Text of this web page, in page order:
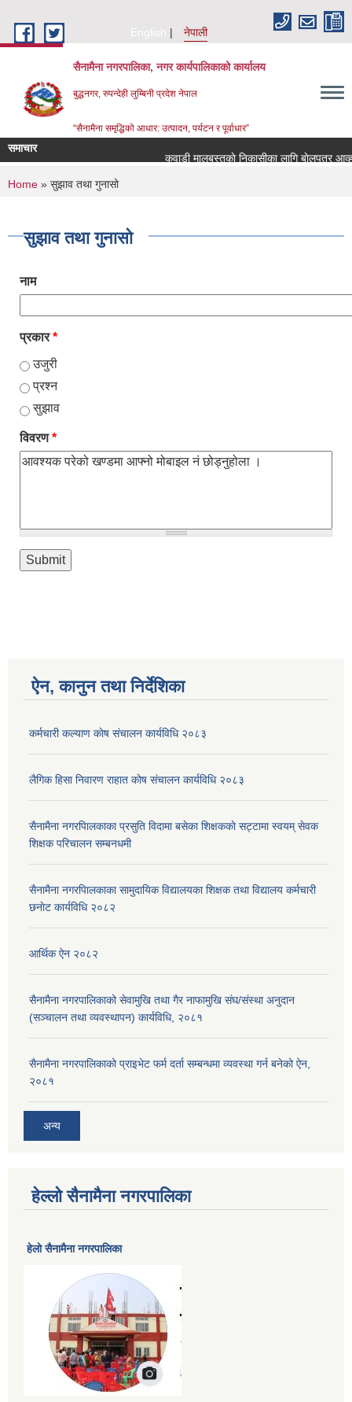
English
नेपाली
सैनामैना नगरपालिका, नगर कार्यपालिकाको कार्यालय
बुद्धनगर, रुपन्देही लुम्बिनी प्रदेश नेपाल
“सैनामैना समृद्धिको आधार: उत्पादन, पर्यटन र पूर्वाधार”
समाचार
कवाडी मालबस्तुकाे निकासीका लागि बाेलपत्र
You are here
Home » सुझाव तथा गुनासो
सुझाव तथा गुनासो
नाम
प्रकार*
उजुरी
प्रश्न
सुझाव
विवरण*
ऐन, कानुन तथा निर्देशिका
कर्मचारी कल्याण काेष संचालन कार्यविधि २०८३
लैगिक हिसा निवारण राहात कोष संचालन कार्यविधि २०८३
सैनामैना नगरपािलकाका प्रसुति विदामा बसेका शिक्षककाे सट्टामा स्वयम् सेवक
शिक्षक परिचालन सम्बनधमी
सैनामैना नगरपािलकाका सामुदायिक विद्यालयका शिक्षक तथा विद्यालय कर्मचारी
छनाेट कार्यविधि २०८२
आर्थिक ऐन २०८२
सैनामैना नगरपालिकाको सेवामुखि तथा गैर नाफामुखि संघ/संस्था अनुदान
(सञ्चालन तथा व्यवस्थापन) कार्यविधि, २०८१
सैनामैना नगरपालिकाको प्राइभेट फर्म दर्ता सम्बन्धमा व्यवस्था गर्न बनेको ऐन,
२०८१
अन्य
हेल्लो सैनामैना नगरपालिका
हेलाे सैनामैना नगरपालिका